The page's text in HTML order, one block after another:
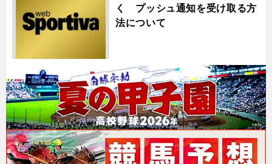
く プッシュ通知を受け取る方
法について